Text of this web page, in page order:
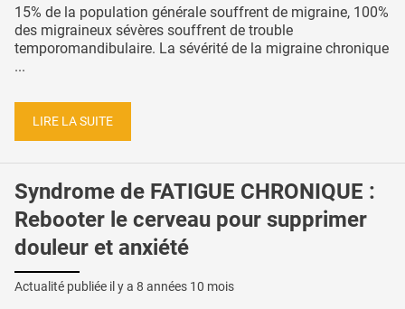
15% de la population générale souffrent de migraine, 100%
des migraineux sévères souffrent de trouble
temporomandibulaire. La sévérité de la migraine chronique
...
LIRE LA SUITE
Syndrome de FATIGUE CHRONIQUE :
Rebooter le cerveau pour supprimer
douleur et anxiété
Actualité publiée il y a 8 années 10 mois